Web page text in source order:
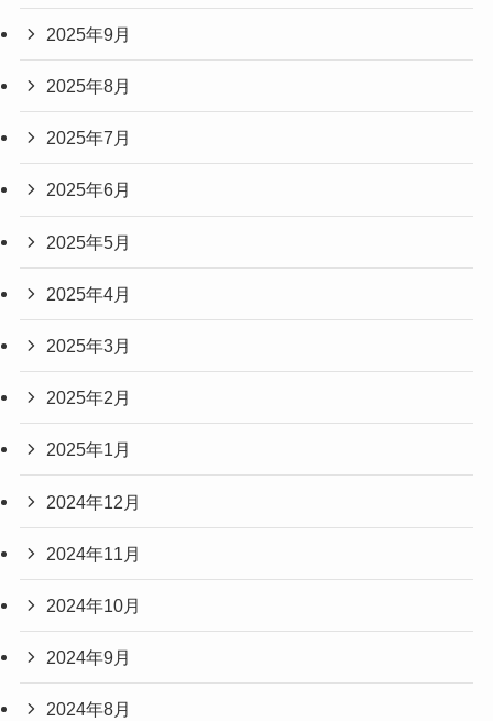
2025年9月
2025年8月
2025年7月
2025年6月
2025年5月
2025年4月
2025年3月
2025年2月
2025年1月
2024年12月
2024年11月
2024年10月
2024年9月
2024年8月